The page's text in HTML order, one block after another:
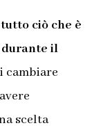
tutto ciò che è
durante il
cambiare
scelta